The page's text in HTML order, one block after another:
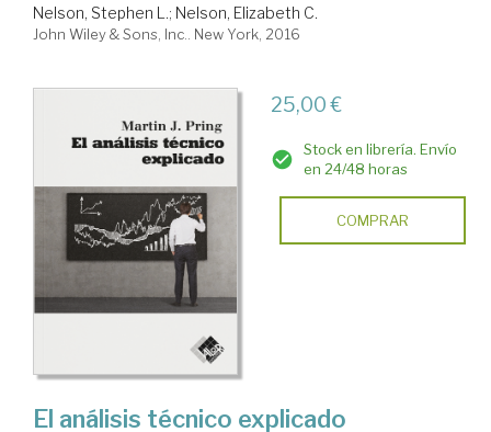
Nelson, Stephen L.; Nelson, Elizabeth C.
John Wiley & Sons, Inc.. New York, 2016
25,00 €
Stock en librería. Envío
en 24/48 horas
COMPRAR
El análisis técnico explicado